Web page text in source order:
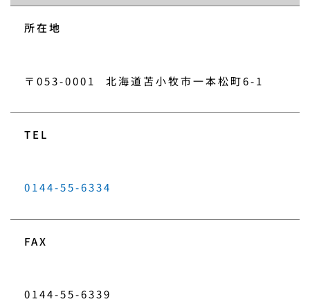
所在地
〒053-0001 北海道苫小牧市一本松町6-1
TEL
0144-55-6334
FAX
0144-55-6339